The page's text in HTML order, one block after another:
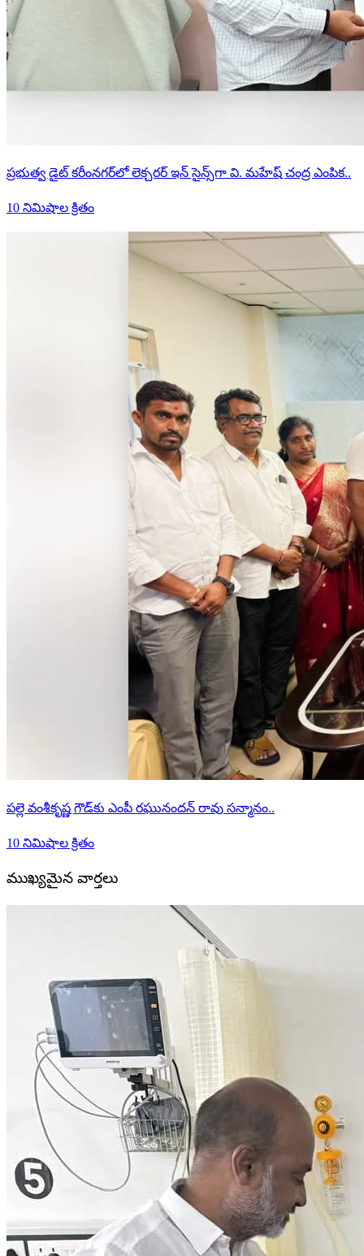
ప్రభుత్వ డైట్ కరీంనగర్‌లో లెక్చరర్ ఇన్ సైన్స్‌గా వి. మహేష్ చంద్ర ఎంపిక..
10 నిమిషాల క్రితం
పల్లె వంశీకృష్ణ గౌడ్‌కు ఎంపీ రఘునందన్ రావు సన్మానం..
10 నిమిషాల క్రితం
ముఖ్యమైన వార్తలు